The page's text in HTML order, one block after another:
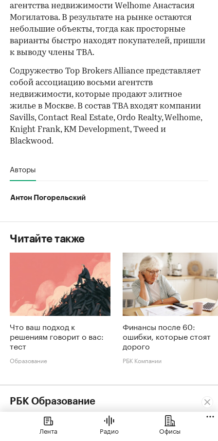
агентства недвижимости Welhome Анастасия
Могилатова. В результате на рынке остаются
небольшие объекты, тогда как просторные
варианты быстро находят покупателей, пришли
к выводу члены TBA.
Содружество Top Brokers Alliance представляет
собой ассоциацию восьми агентств
недвижимости, которые продают элитное
жилье в Москве. В состав TBA входят компании
Savills, Contact Real Estate, Ordo Realty, Welhome,
Knight Frank, KM Development, Tweed и
Blackwood.
Авторы
Антон Погорельский
Читайте также
Что ваш подход к
решениям говорит о вас:
тест
Образование
Финансы после 60:
ошибки, которые стоят
дорого
РБК Компании
РБК Образование
«Не бейте людей по рукам»: почему вредно наказывать за
промахи и ошибки
Лента Радио Офисы